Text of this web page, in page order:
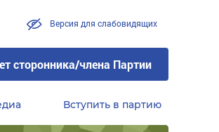
Версия для слабовидящих
сторонника/члена Партии
Вступить в партию